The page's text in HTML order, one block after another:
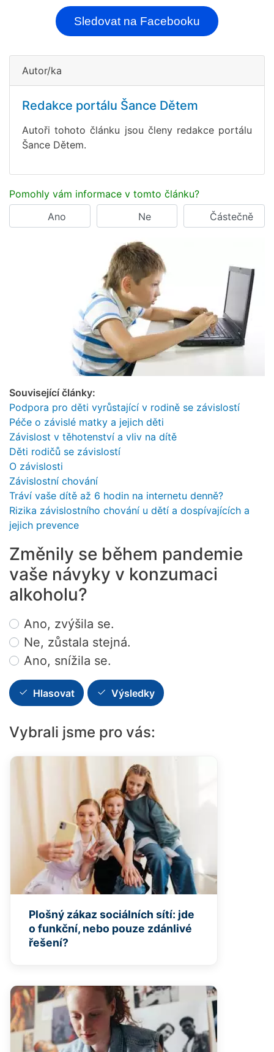
Sledovat na Facebooku
Autor/ka
Redakce portálu Šance Dětem
Autoři tohoto článku jsou členy redakce portálu
Šance Dětem.
Pomohly vám informace v tomto článku?
Ano
Ne Částečně
Související články:
Podpora pro děti vyrůstající v rodině se závislostí
Péče o závislé matky a jejich děti
Závislost v těhotenství a vliv na dítě
Děti rodičů se závislostí
O závislosti
Závislostní chování
Tráví vaše dítě až 6 hodin na internetu denně?
Rizika závislostního chování u dětí a dospívajících a
jejich prevence
Změnily se během pandemie
vaše návyky v konzumaci
alkoholu?
Choices
Ano, zvýšila se.
Ne, zůstala stejná.
Ano, snížila se.
Hlasovat Výsledky
Vybrali jsme pro vás:
Plošný zákaz sociálních sítí: jde
o funkční, nebo pouze zdánlivé
řešení?